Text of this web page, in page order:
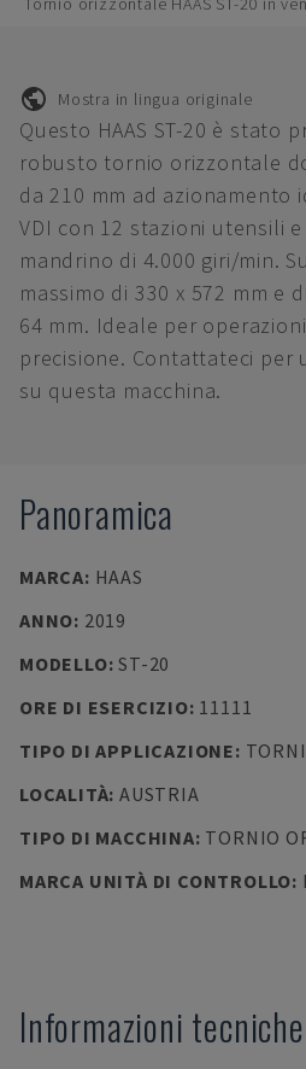
Mostra in lingua originale
Questo HAAS ST-20 è stato
robusto tornio orizzontale
da 210 mm ad
VDI con 12 stazioni utensili
mandrino di 4.000 giri/min.
massimo di 330 x 572 mm e
64 mm. Ideale per
precisione. Contattateci per
su questa macchina.
Panoramica
MARCA: HAAS
ANNO: 2019
MODELLO:ST-20
ORE DI ESERCIZIO: 11111
TIPO DI APPLICAZIONE:
LOCALITÀ: AUSTRIA
TIPO DI MACCHINA: TORNIO
MARCA UNITÀ DI CONTROLLO:
Informazioni tecniche